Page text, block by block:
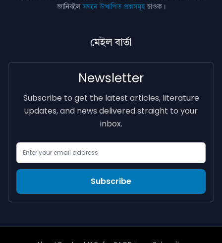
জানিবলৈসঘনে উত্থাপিত প্ৰশ্নসমূহচাওক।
মেইল বাৰ্তা
Newsletter
Subscribe to get the latest articles, literature
updates, and news delivered straight to your
inbox.
Subscribe